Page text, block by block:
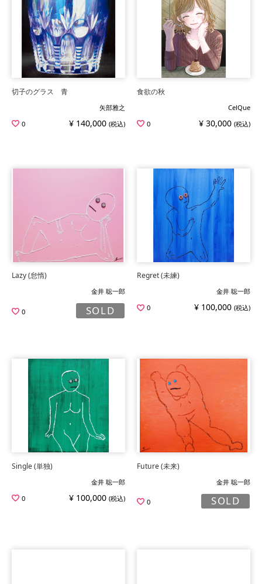
切子のグラス 青
矢部雅之
0
¥ 140,000 (税込)
食欲の秋
CelQue
0
¥ 30,000 (税込)
Lazy (怠惰)
金井 聡一郎
0 SOLD
Regret (未練)
金井 聡一郎
0
¥ 100,000 (税込)
Single (単独)
金井 聡一郎
0
¥ 100,000 (税込)
Future (未来)
金井 聡一郎
0 SOLD